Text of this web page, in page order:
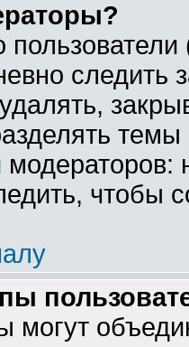
следить
чтобы
могут